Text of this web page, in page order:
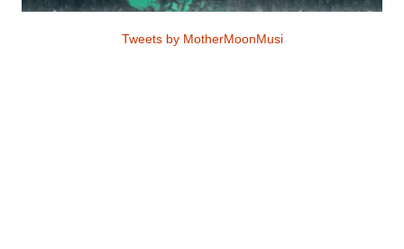
Tweets by MotherMoonMusi